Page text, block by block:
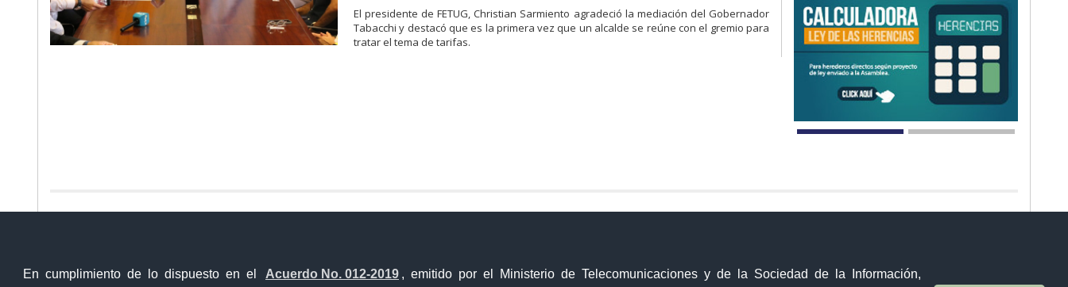
En cumplimiento de lo dispuesto en el Acuerdo No. 012-2019 , emitido por el Ministerio de Telecomunicaciones y de la Sociedad de la Información,
El presidente de FETUG, Christian Sarmiento agradeció la mediación del Gobernador
Tabacchi y destacó que es la primera vez que un alcalde se reúne con el gremio para
tratar el tema de tarifas.